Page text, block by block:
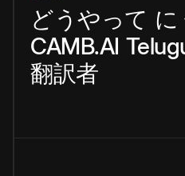
どうやって に
CAMB.AI
翻訳者